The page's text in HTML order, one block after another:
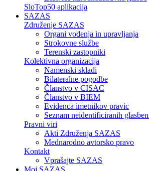
SloTop50 aplikacija
SAZAS
Združenje SAZAS
Organi vodenja in upravljanja
Strokovne službe
Terenski zastopniki
Kolektivna organizacija
Namenski skladi
Bilateralne pogodbe
Članstvo v CISAC
Članstvo v BIEM
Evidenca imetnikov pravic
Seznam neidentificiranih
Pravni viri
Akti Združenja SAZAS
Mednarodno avtorsko pravo
Kontakt
Vprašajte SAZAS
Moj SAZAS